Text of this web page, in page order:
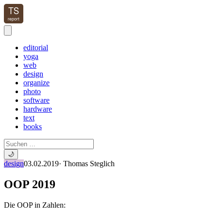
editorial
yoga
web
design
organize
photo
software
hardware
text
books
🌙
design03.02.2019· Thomas Steglich
OOP 2019
Die OOP in Zahlen: